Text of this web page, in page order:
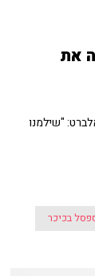
את
"שילמנו
בכיכר